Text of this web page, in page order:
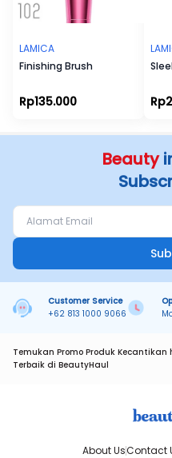
LAMICA
Finishing Brush
Rp135.000
Beauty
Customer Service
+62 813 1000 9066
Temukan Promo Produk
Terbaik di BeautyHaul
About UsContact